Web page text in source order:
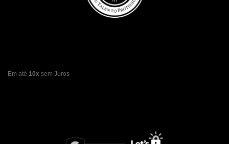
Em até 10x sem Juros